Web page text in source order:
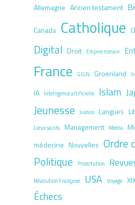
Allemagne Ancien testament
Canada Catholique
Digital Droit Empire romain
France GIGN Groenland
IA
Intelligence artificielle Islam
Jeunesse Justice Langues
Lieux saints Management Media
médecine Nouvelles Ordre
Politique
Prostitution
Révolution Française USA Voyage
Échecs